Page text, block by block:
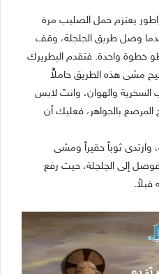
يعتزم حمل الصليب مرة
وصل طريق الجلجلة، وقف
خطوة واحدة. فتقدم البطريرك
مشى هذه الطريق حاملاًً
السخرية والهوان، وانتَ لابس
المرصع بالجواهر، فعليك أن
وارتدى ثوباً حقيراً ومشى
إلى الجلجلة، حيث رفع